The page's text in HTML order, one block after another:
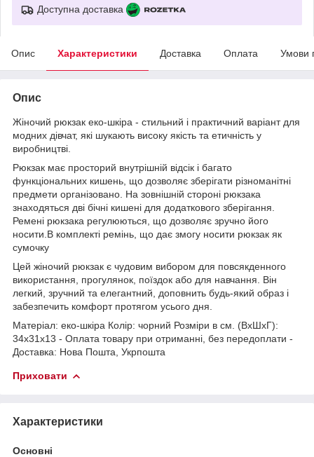
Доступна доставка
Опис Характеристики Доставка Оплата Умови
Опис
Жіночий рюкзак еко-шкіра - стильний і практичний варіант для
модних дівчат, які шукають високу якість та етичність у
виробництві.
Рюкзак має просторий внутрішній відсік і багато
функціональних кишень, що дозволяє зберігати різноманітні
предмети організовано. На зовнішній стороні рюкзака
знаходяться дві бічні кишені для додаткового зберігання.
Ремені рюкзака регулюються, що дозволяє зручно його
носити.В комплекті ремінь, що дає змогу носити рюкзак як
сумочку
Цей жіночий рюкзак є чудовим вибором для повсякденного
використання, прогулянок, поїздок або для навчання. Він
легкий, зручний та елегантний, доповнить будь-який образ і
забезпечить комфорт протягом усього дня.
Матеріал: еко-шкіра Колір: чорний Розміри в см. (ВхШхГ):
34х31х13 - Оплата товару при отриманні, без передоплати -
Доставка: Нова Пошта, Укрпошта
Приховати
Характеристики
Основні